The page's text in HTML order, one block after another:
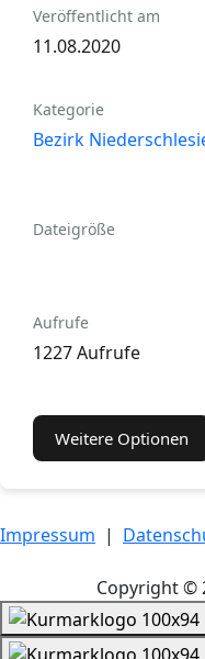
Veröffentlicht am
11.08.2020
Kategorie
Bezirk
Dateigröße
Aufrufe
1227 Aufrufe
Weitere Optionen
Impressum |
Copyright ©